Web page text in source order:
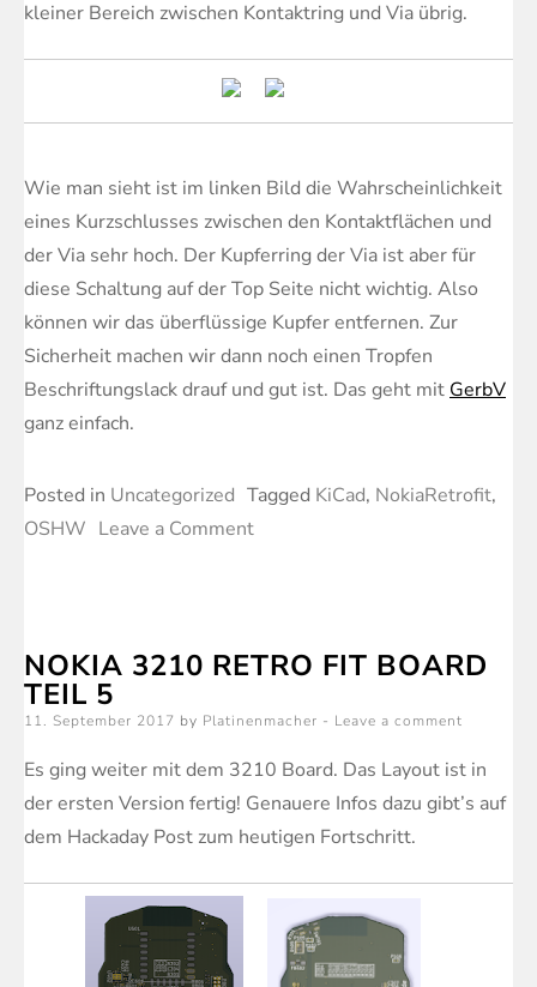
kleiner Bereich zwischen Kontaktring und Via übrig.
Wie man sieht ist im linken Bild die Wahrscheinlichkeit
eines Kurzschlusses zwischen den Kontaktflächen und
der Via sehr hoch. Der Kupferring der Via ist aber für
diese Schaltung auf der Top Seite nicht wichtig. Also
können wir das überflüssige Kupfer entfernen. Zur
Sicherheit machen wir dann noch einen Tropfen
Beschriftungslack drauf und gut ist. Das geht mit GerbV
ganz einfach.
Posted in Uncategorized Tagged KiCad, NokiaRetrofit,
OSHW Leave a Commenton
Fit
Teil
6
NOKIA 3210 RETRO FIT BOARD
TEIL 5
Posted
11. September 2017 by Platinenmacher Leave a comment
Es ging weiter mit dem 3210 Board. Das Layout ist in
der ersten Version fertig! Genauere Infos dazu gibt’s auf
dem Hackaday Post zum heutigen Fortschritt.